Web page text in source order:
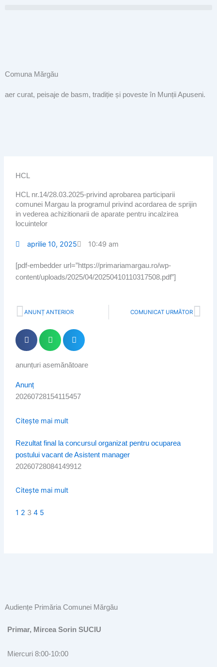
Comuna Mărgău
aer curat, peisaje de basm, tradiție și poveste în Munții Apuseni.
HCL
HCL nr.14/28.03.2025-privind aprobarea participarii
comunei Margau la programul privind acordarea de sprijin
in vederea achizitionarii de aparate pentru incalzirea
locuintelor
aprilie 10, 2025 10:49 am
[pdf-embedder url=”https://primariamargau.ro/wp-
content/uploads/2025/04/20250410110317508.pdf”]
Prev
ANUNȚ ANTERIOR COMUNICAT URMĂTOR
anunțuri asemănătoare
Anunț
20260728154115457
Citește mai mult
Rezultat final la concursul organizat pentru ocuparea
postului vacant de Asistent manager
20260728084149912
Citește mai mult
Page
1
Page
2
Page
3
Page
4 5
Audiențe Primăria Comunei Mărgău
Primar, Mircea Sorin SUCIU
Miercuri 8:00-10:00